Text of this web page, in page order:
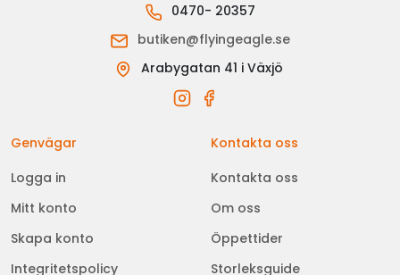
0470- 20357
butiken@flyingeagle.se
Arabygatan 41 i Växjö
Genvägar
Logga in
Mitt konto
Skapa konto
Integritetspolicy
Kontakta oss
Kontakta oss
Om oss
Öppettider
Storleksguide